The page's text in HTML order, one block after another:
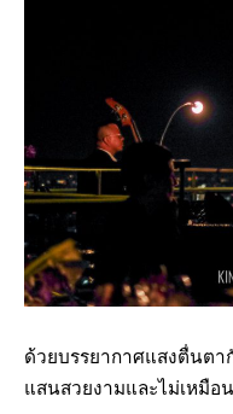
ด้วยบรรยากาศแสงตื่นต
แสนสวยงามและไม่เหมือ